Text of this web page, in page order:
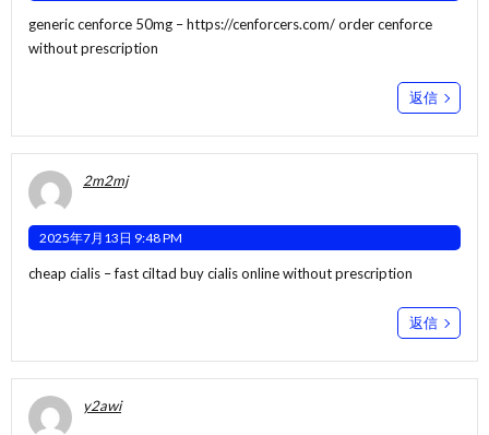
generic cenforce 50mg –https://cenforcers.com/order cenforce
without prescription
返信
2m2mj
2025年7月13日 9:48 PM
cheap cialis –fast ciltad buy cialis online without prescription
返信
y2awi